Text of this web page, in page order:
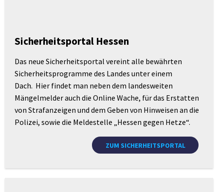
Sicherheitsportal Hessen
Das neue Sicherheitsportal vereint alle bewährten
Sicherheitsprogramme des Landes unter einem
Dach. Hier findet man neben dem landesweiten
Mängelmelder auch die Online Wache, für das Erstatten
von Strafanzeigen und dem Geben von Hinweisen an die
Polizei, sowie die Meldestelle „Hessen gegen Hetze“.
ZUM SICHERHEITSPORTAL